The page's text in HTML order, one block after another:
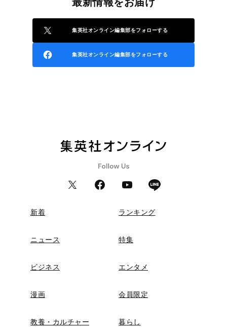
集英社オンライン編集部をフォローする
集英社オンライン編集部をフォローする
新着 ランキング
ニュース 特集
ビジネス エンタメ
漫画 会員限定
教養・カルチャー 暮らし